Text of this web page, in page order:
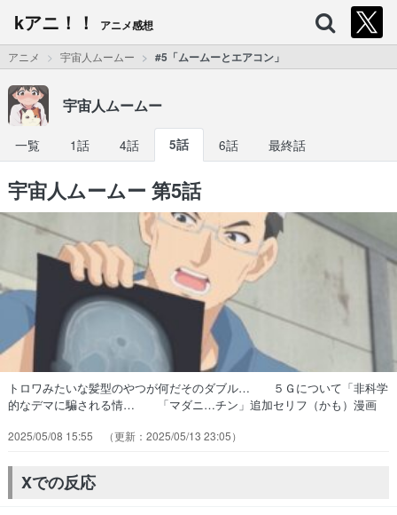
kアニ！！ アニメ感想
アニメ 宇宙人ムームー #5「ムームーとエアコン」
宇宙人ムームー
一覧 1話 4話 5話 6話 最終話
宇宙人ムームー 第5話
トロワみたいな髪型のやつが何だそのダブル… ５Ｇについて「非科学
的なデマに騙される情… 「マダニ…チン」追加セリフ（かも）漫画
とを情弱とは言わないし、なん… 「電磁波は生命体に影響を及ぼすも
面白さを感じますね。Aパートはエア… 前に部長から聞いた知識でエ
アコンの問題を… エアコンにしろ電磁波にしろもっといろいろ…
2025/05/08 15:55 2025/05/13 23:05
Xでの反応